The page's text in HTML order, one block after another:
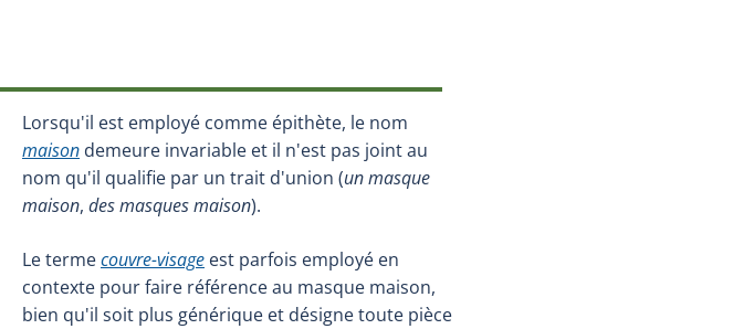
Lorsqu'il est employé comme épithète, le nom
maison demeure invariable et il n'est pas joint au
nom qu'il qualifie par un trait d'union (un masque
maison, des masques maison).
Le termecouvre-visage est parfois employé en
contexte pour faire référence au masque maison,
bien qu'il soit plus générique et désigne toute pièce